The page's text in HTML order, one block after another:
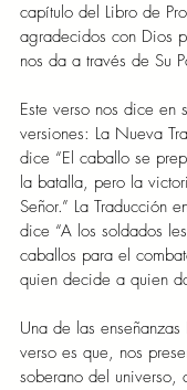
capítulo del Libro de
agradecidos con Dios
nos da a través de Su
Este verso nos dice en
versiones: La Nueva
dice “El caballo se
la batalla, pero la
Señor.” La Traducción
dice “A los soldados
caballos para el
quien decide a quien
Una de las
verso es que, nos
soberano del universo,